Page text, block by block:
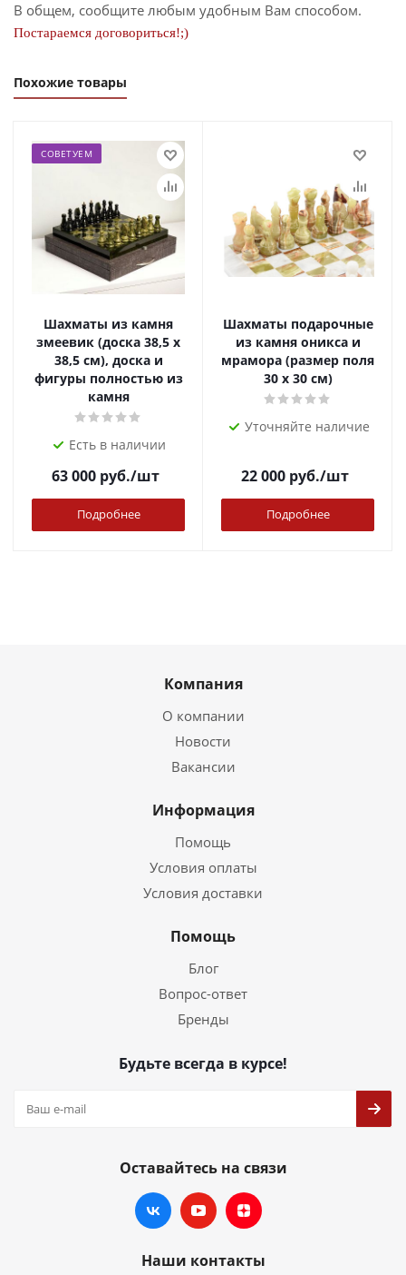
В общем, сообщите любым удобным Вам способом.
Постараемся договориться!;)
Похожие товары
СОВЕТУЕМ
Шахматы из камня
змеевик (доска 38,5 х
38,5 см), доска и
фигуры полностью из
камня
Есть в наличии
63 000руб./шт
Подробнее
Шахматы подарочные
из камня оникса и
мрамора (размер поля
30 х 30 см)
Уточняйте наличие
22 000руб./шт
Подробнее
Компания
О компании
Новости
Вакансии
Информация
Помощь
Условия оплаты
Условия доставки
Помощь
Блог
Вопрос-ответ
Бренды
Будьте всегда в курсе!
Оставайтесь на связи
Наши контакты